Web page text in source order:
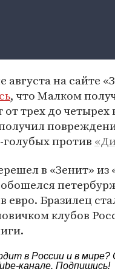
августа на сайте
, что Малком
трех до четырех
против
в «Зенит» из
евро. Бразилец
клубов
в России и в мире?
канале. Подпишись!